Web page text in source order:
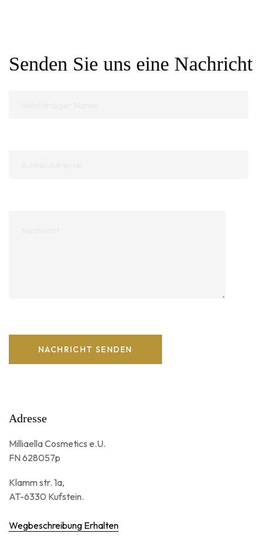
Senden Sie uns eine Nachricht
Adresse
Milliaella Cosmetics e.U.
FN 628057p
Klamm str. 1a,
AT-6330 Kufstein.
Wegbeschreibung Erhalten